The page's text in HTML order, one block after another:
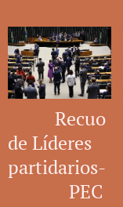
Recuo
de Líderes
partidarios-
PEC